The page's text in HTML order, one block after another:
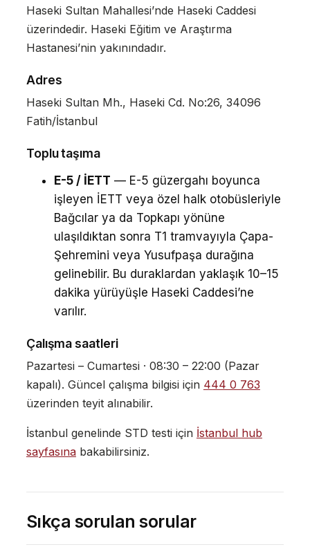
Haseki Sultan Mahallesi’nde Haseki Caddesi
üzerindedir. Haseki Eğitim ve Araştırma
Hastanesi’nin yakınındadır.
Adres
Haseki Sultan Mh., Haseki Cd. No:26, 34096
Fatih/İstanbul
Toplu taşıma
E-5 / İETT — E-5 güzergahı boyunca
işleyen İETT veya özel halk otobüsleriyle
Bağcılar ya da Topkapı yönüne
ulaşıldıktan sonra T1 tramvayıyla Çapa-
Şehremini veya Yusufpaşa durağına
gelinebilir. Bu duraklardan yaklaşık 10–15
dakika yürüyüşle Haseki Caddesi’ne
varılır.
Çalışma saatleri
Pazartesi – Cumartesi · 08:30 – 22:00 (Pazar
kapalı). Güncel çalışma bilgisi için 444 0 763
üzerinden teyit alınabilir.
İstanbul genelinde STD testi için İstanbul hub
sayfasınabakabilirsiniz.
Sıkça sorulan sorular